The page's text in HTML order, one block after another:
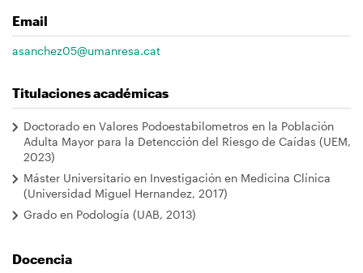
Email
asanchez05@umanresa.cat
Titulaciones académicas
Doctorado en Valores Podoestabilometros en la Población
Adulta Mayor para la Detencción del Riesgo de Caídas (UEM,
2023)
Máster Universitario en Investigación en Medicina Clínica
(Universidad Miguel Hernandez, 2017)
Grado en Podología (UAB, 2013)
Docencia